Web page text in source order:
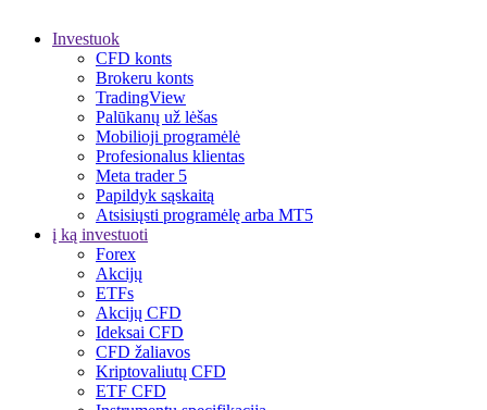
Investuok
CFD konts
Brokeru konts
TradingView
Palūkanų už lėšas
Mobilioji programėlė
Profesionalus klientas
Meta trader 5
Papildyk sąskaitą
Atsisiųsti programėlę arba MT5
į ką investuoti
Forex
Akcijų
ETFs
Akcijų CFD
Ideksai CFD
CFD žaliavos
Kriptovaliutų CFD
ETF CFD